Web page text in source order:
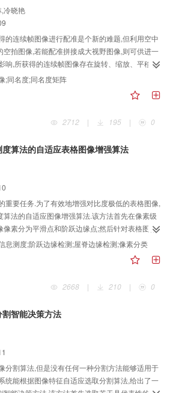
冷晓艳
的连续帧图像进行配准是个新的难题,但利用空中
空拍图像,若能配准拼接成大视野图像,则可供进一
响,所获得的连续帧图像存在旋转、缩放、平移、
用迭代阈值的方法来进行图像分割,并以十字链表
续帧图像间的特征区域同名度矩阵,再通过遍历同
间的同名区域对;最后计算得出连续帧图像旋
较好地解决此问题.对一定数量的连续帧图像进行
棒性强、稳定有效,而且计算速度快,具有一定的理
;同名度;同名度矩阵
2712
| 195 | 0
算法的自适应表格图像增强算法
重要任务.为了有效地增强对比度极低的表格图像,
法的自适应图像增强算法.该方法首先在像素级
素分为平滑点和阶跃边缘点;然后针对表格图像
和屋脊边缘点,同时,对不同类型的点设计不同的滤
初步增强图像;最后,利用模糊增强算法来对图像进
强效果.实验表明,该算法能有效地增强对比度极低
好的视觉效果.
息测度;阶跃边缘检测;屋脊边缘检测;像素分类
2668
| 210 | 0
智能决策方法
分割算法,但是没有任何一种分割方法能够适用于
统能根据图像特征自适应选取分割算法,给出了一